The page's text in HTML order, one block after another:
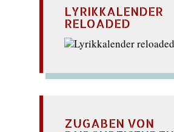
LYRIKKALENDER
RELOADED
ZUGABEN VON